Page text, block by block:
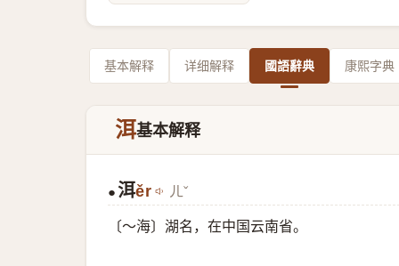
基本解释 详细解释 國語辭典 康熙字典
洱基本解释
● 洱ěr ㄦˇ
〔～海〕湖名，在中国云南省。